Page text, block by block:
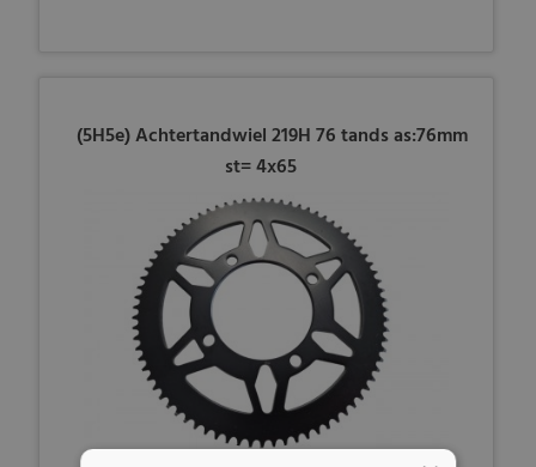
(5H5e) Achtertandwiel 219H 76 tands as:76mm
st= 4x65